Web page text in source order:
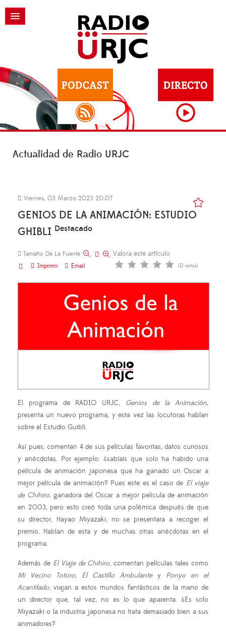
Actualidad de Radio URJC
Viernes, 03 Marzo 2023 20:07
GENIOS DE LA ANIMACIÓN: ESTUDIO
GHIBLI Destacado
Tamaño De La Fuente
Imprimir
Email
Valora este artículo
(0 votos)
El programa de RADIO URJC, Genios de la Animación,
presenta un nuevo programa, y esta vez las locutoras hablan
sobre el Estudio Guibli.
Así pues, comentan 4 de sus películas favoritas, datos curiosos
y anécdotas. Por ejemplo: ¿sabíais que solo ha habido una
película de animación japonesa que ha ganado un Oscar a
mejor película de animación? Pues este es el caso de El viaje
de Chihiro, ganadora del Oscar a mejor película de animación
en 2003, pero esto creó toda una polémica después de que
su director, Hayao Miyazaki, no se presentara a recoger el
premio. Hablan de esta y de muchas otras anécdotas en el
programa.
Además de El Viaje de Chihiro, comentan películas tales como
Mi Vecino Totoro, El Castillo Ambulantey Ponyo en el
Acantilado, viajan a estos mundos fantásticos de la mano de
un director que, tal vez, no es lo que aparenta. ¿Es solo
Miyazaki o la industria japonesa no trata demasiado bien a sus
animadores?